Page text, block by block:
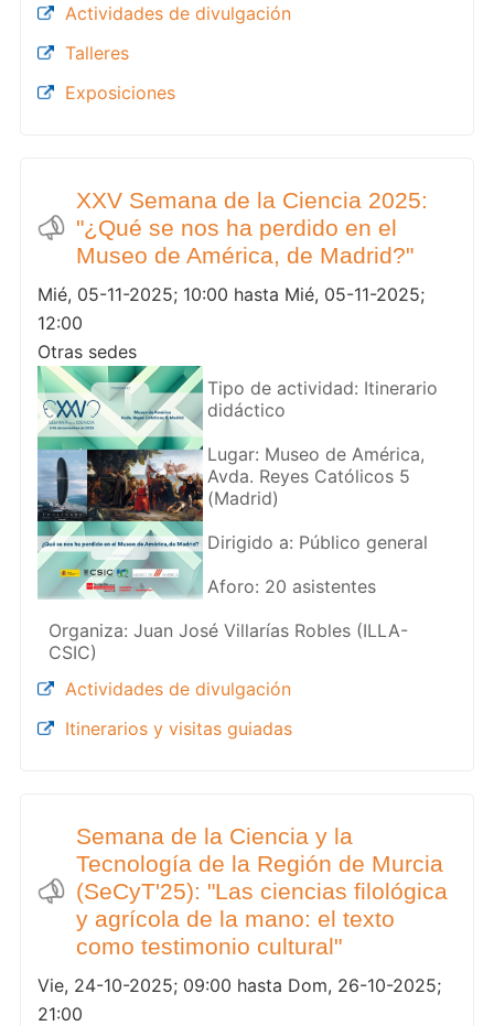
Actividades de divulgación
Talleres
Exposiciones
XXV Semana de la Ciencia 2025:
"¿Qué se nos ha perdido en el
Museo de América, de Madrid?"
Mié, 05-11-2025; 10:00 hasta Mié, 05-11-2025;
12:00
Otras sedes
Tipo de actividad: Itinerario
didáctico
Lugar: Museo de América,
Avda. Reyes Católicos 5
(Madrid)
Dirigido a: Público general
Aforo: 20 asistentes
Organiza: Juan José Villarías Robles (ILLA-
CSIC)
Actividades de divulgación
Itinerarios y visitas guiadas
Semana de la Ciencia y la
Tecnología de la Región de Murcia
(SeCyT'25): "Las ciencias filológica
y agrícola de la mano: el texto
como testimonio cultural"
Vie, 24-10-2025; 09:00 hasta Dom, 26-10-2025;
21:00